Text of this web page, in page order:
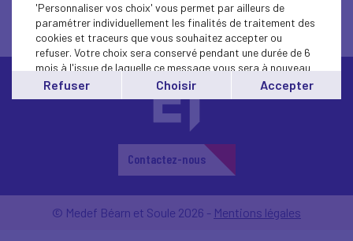
Contactez-nous
© Medef Béarn et Soule 2026 - Mentions légales
'Personnaliser vos choix' vous permet par ailleurs de
paramétrer individuellement les finalités de traitement des
cookies et traceurs que vous souhaitez accepter ou
refuser. Votre choix sera conservé pendant une durée de 6
mois à l'issue de laquelle ce message vous sera à nouveau
affiché..
Vous pouvez modifier votre choix à tout moment en
'cookies'en bas de page.
Refuser Choisir Accepter